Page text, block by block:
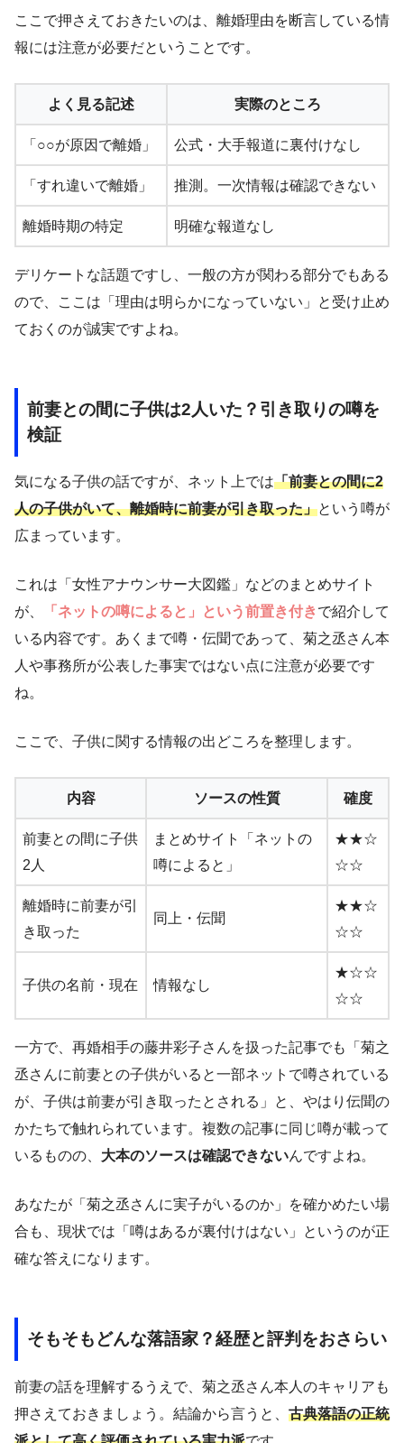
ここで押さえておきたいのは、離婚理由を断言している情
報には注意が必要だということです。
よく見る記述 実際のところ
「○○が原因で離婚」 公式・大手報道に裏付けなし
「すれ違いで離婚」 推測。一次情報は確認できない
離婚時期の特定 明確な報道なし
デリケートな話題ですし、一般の方が関わる部分でもある
ので、ここは「理由は明らかになっていない」と受け止め
ておくのが誠実ですよね。
前妻との間に子供は2人いた？引き取りの噂を
検証
気になる子供の話ですが、ネット上では「前妻との間に2
人の子供がいて、離婚時に前妻が引き取った」という噂が
広まっています。
これは「女性アナウンサー大図鑑」などのまとめサイト
が、
「ネットの噂によると」という前置き付き で紹介して
いる内容です。あくまで噂・伝聞であって、菊之丞さん本
人や事務所が公表した事実ではない点に注意が必要です
ね。
ここで、子供に関する情報の出どころを整理します。
内容 ソースの性質 確度
前妻との間に子供
2人
まとめサイト「ネットの
噂によると」
★★☆
☆☆
離婚時に前妻が引
き取った
同上・伝聞
★★☆
☆☆
子供の名前・現在 情報なし
★☆☆
☆☆
一方で、再婚相手の藤井彩子さんを扱った記事でも「菊之
丞さんに前妻との子供がいると一部ネットで噂されている
が、子供は前妻が引き取ったとされる」と、やはり伝聞の
かたちで触れられています。複数の記事に同じ噂が載って
いるものの、 大本のソースは確認できないんですよね。
あなたが「菊之丞さんに実子がいるのか」を確かめたい場
合も、現状では「噂はあるが裏付けはない」というのが正
確な答えになります。
そもそもどんな落語家？経歴と評判をおさらい
前妻の話を理解するうえで、菊之丞さん本人のキャリアも
押さえておきましょう。結論から言うと、 古典落語の正統